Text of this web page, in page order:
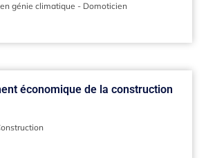
génie climatique - Domoticien
économique de la construction